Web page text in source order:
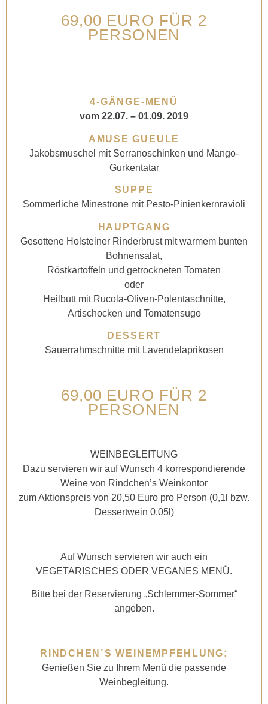
69,00 EURO FÜR 2
PERSONEN
4-GÄNGE-MENÜ
vom 22.07. – 01.09. 2019
AMUSE GUEULE
Jakobsmuschel mit Serranoschinken und Mango-
Gurkentatar
SUPPE
Sommerliche Minestrone mit Pesto-Pinienkernravioli
HAUPTGANG
Gesottene Holsteiner Rinderbrust mit warmem bunten
Bohnensalat,
Röstkartoffeln und getrockneten Tomaten
oder
Heilbutt mit Rucola-Oliven-Polentaschnitte,
Artischocken und Tomatensugo
DESSERT
Sauerrahmschnitte mit Lavendelaprikosen
69,00 EURO FÜR 2
PERSONEN
WEINBEGLEITUNG
Dazu servieren wir auf Wunsch 4 korrespondierende
Weine von Rindchen’s Weinkontor
zum Aktionspreis von 20,50 Euro pro Person (0,1l bzw.
Dessertwein 0.05l)
Auf Wunsch servieren wir auch ein
VEGETARISCHES ODER VEGANES MENÜ.
Bitte bei der Reservierung „Schlemmer-Sommer“
angeben.
RINDCHEN´S WEINEMPFEHLUNG:
Genießen Sie zu Ihrem Menü die passende
Weinbegleitung.